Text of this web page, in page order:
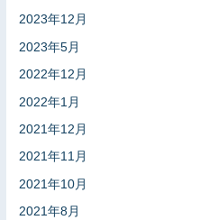
2023年12月
2023年5月
2022年12月
2022年1月
2021年12月
2021年11月
2021年10月
2021年8月